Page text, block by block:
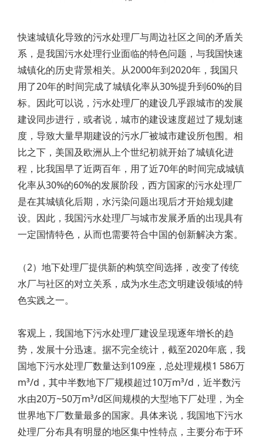
快速城镇化导致的污水处理厂与周边社区之间的矛盾关
系，是我国污水处理行业面临的特色问题，与我国快速
城镇化的历史背景相关。从2000年到2020年，我国只
用了20年的时间完成了城镇化率从30%提升到60%的目
标。因此可以说，污水处理厂的建设几乎跟城市的发展
建设同步进行，或者说，城市的建设速度超过了规划速
度，导致大量早期建设的污水厂被城市建设所包围。相
比之下，美国及欧洲从上个世纪初就开始了城镇化进
程，比我国早了近两百年，用了近70年的时间完成城镇
化率从30%的60%的发展阶段，西方国家的污水处理厂
是在其城镇化后期，水污染问题出现后才开始规划建
设。因此，我国污水处理厂与城市发展矛盾的出现具有
一定国情特色，从而也需要符合中国的创新解决方案。
（2）地下处理厂提供新的构筑空间选择，改变了传统
水厂与社区的对立关系，成为水生态文明建设领域的特
色实践之一。
客观上，我国地下污水处理厂建设呈现逐年增长的趋
势，发展十分迅速。据不完全统计，截至2020年底，我
国地下污水处理厂数量达到109座，总处理规模1 586万
m³/d，其中半数地下厂规模超过10万m³/d，近半数污
水由20万~50万m³/d区间规模的大型地下厂处理，为全
世界地下厂数量最多的国家。具体来说，我国地下污水
处理厂分布具有明显的地区集中性特点，主要分布于环